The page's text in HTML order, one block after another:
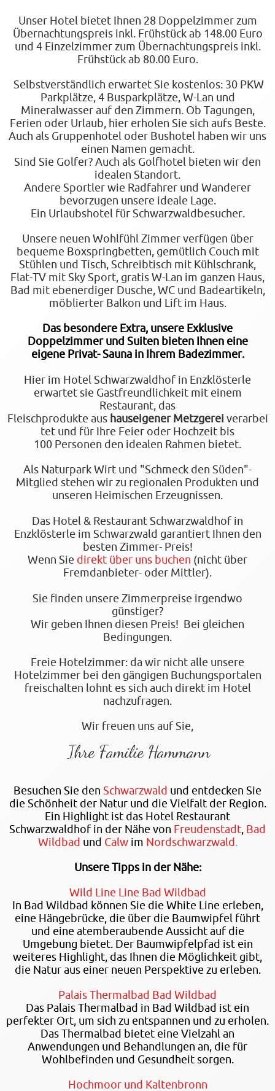
Unser Hotel bietet Ihnen 28 Doppelzimmer zum
Übernachtungspreis inkl. Frühstück ab 148.00 Euro
und 4 Einzelzimmer zum Übernachtungspreis inkl.
Frühstück ab 80.00 Euro.
Selbstverständlich erwartet Sie kostenlos: 30 PKW
Parkplätze, 4 Busparkplätze, W‑Lan und
Mineralwasser auf den Zimmern. Ob Tagungen,
Ferien oder Urlaub, hier erholen Sie sich aufs Beste.
Auch als Gruppenhotel oder Bushotel haben wir uns
einen Namen gemacht.
Sind Sie Golfer? Auch als Golfhotel bieten wir den
idealen Standort.
Andere Sportler wie Radfahrer und Wanderer
bevorzugen unsere ideale Lage.
Ein Urlaubshotel für Schwarzwaldbesucher.
Unsere neuen Wohlfühl Zimmer verfügen über
bequeme Boxspringbetten, gemütlich Couch mit
Stühlen und Tisch, Schreibtisch mit Kühlschrank,
Flat‑TV mit Sky Sport, gratis W‑Lan im ganzen Haus,
Bad mit ebenerdiger Dusche, WC und Badeartikeln,
möblierter Balkon und Lift im Haus.
Das besondere Extra, unsere Exklusive
Doppelzimmer und Suiten bieten Ihnen eine
eigene Privat- Sauna in Ihrem Badezimmer.
Hier im Hotel Schwarzwaldhof in Enzklösterle
erwartet sie Gastfreundlichkeit mit einem
Restaurant, das
Fleischprodukte aus hauseigener Metzgerei verarbei
tet und für Ihre Feier oder Hochzeit bis
100 Personen den idealen Rahmen bietet.
Als Naturpark Wirt und "Schmeck den Süden"-
Mitglied stehen wir zu regionalen Produkten und
unseren Heimischen Erzeugnissen.
Das Hotel & Restaurant Schwarzwaldhof in
Enzklösterle im Schwarzwald garantiert Ihnen den
besten Zimmer- Preis!
Wenn Sie direkt über uns buchen (nicht über
Fremdanbieter- oder Mittler).
Sie finden unsere Zimmerpreise irgendwo
günstiger?
Wir geben Ihnen diesen Preis! Bei gleichen
Bedingungen.
Freie Hotelzimmer: da wir nicht alle unsere
Hotelzimmer bei den gängigen Buchungsportalen
freischalten lohnt es sich auch direkt im Hotel
nachzufragen.
Wir freuen uns auf Sie,
Ihre Familie Hammann
Besuchen Sie den Schwarzwald und entdecken Sie
die Schönheit der Natur und die Vielfalt der Region.
Ein Highlight ist das Hotel Restaurant
Schwarzwaldhof in der Nähe von Freudenstadt, Bad
Wildbad und Calw im Nordschwarzwald .
Unsere Tipps in der Nähe:
Wild Line Line Bad Wildbad
In Bad Wildbad können Sie die White Line erleben,
eine Hängebrücke, die über die Baumwipfel führt
und eine atemberaubende Aussicht auf die
Umgebung bietet. Der Baumwipfelpfad ist ein
weiteres Highlight, das Ihnen die Möglichkeit gibt,
die Natur aus einer neuen Perspektive zu erleben.
Palais Thermalbad Bad Wildbad
Das Palais Thermalbad in Bad Wildbad ist ein
perfekter Ort, um sich zu entspannen und zu erholen.
Das Thermalbad bietet eine Vielzahl an
Anwendungen und Behandlungen an, die für
Wohlbefinden und Gesundheit sorgen.
Hochmoor und Kaltenbronn